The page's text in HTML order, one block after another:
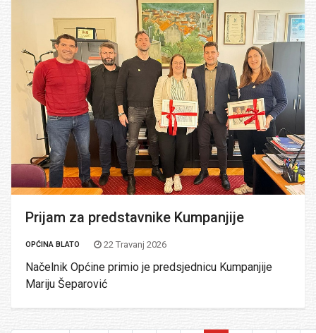
Prijam za predstavnike Kumpanjije
OPĆINA BLATO 22 Travanj 2026
Načelnik Općine primio je predsjednicu Kumpanjije
Mariju Šeparović